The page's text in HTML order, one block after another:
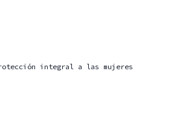
integral a las mujeres